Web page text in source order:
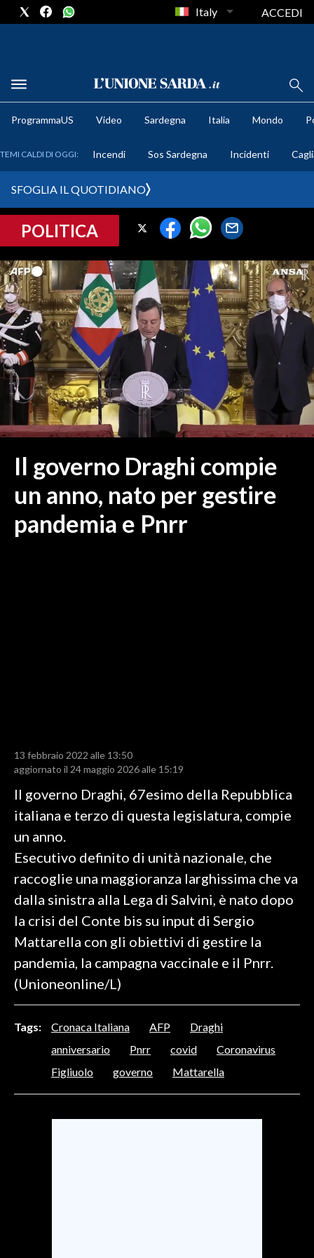
METEO
CRONACA SARDEGNA
PROVINCIA DI CAGLIARI
SULCIS IGLESIENTE
MEDIO CAMPIDANO
ORISTANO E PROVINCIA
SASSARI E PROVINCIA
GALLURA
NUORO E PROVINCIA
OGLIASTRA
CRONACA
ITALIA
MONDO
RISULTATI E CLASSIFICHE
CALCIO REGIONALE
BASKET
VOLLEY
MOTORI
TENNIS
ALTRI SPORT
CULTURA
SPETTACOLI
GOSSIP
SARDEGNA TURISMO
Italy ACCEDI
ProgrammaUS Video Sardegna Italia Mondo
TEMI CALDI DI OGGI: Incendi Sos Sardegna Incidenti
SFOGLIA IL QUOTIDIANO
POLITICA
Il governo Draghi compie
un anno, nato per gestire
pandemia e Pnrr
13 febbraio 2022 alle 13:50
aggiornato il 24 maggio 2026 alle 15:19
Il governo Draghi, 67esimo della Repubblica
italiana e terzo di questa legislatura, compie
un anno.
Esecutivo definito di unità nazionale, che
raccoglie una maggioranza larghissima che va
dalla sinistra alla Lega di Salvini, è nato dopo
la crisi del Conte bis su input di Sergio
Mattarella con gli obiettivi di gestire la
pandemia, la campagna vaccinale e il Pnrr.
(Unioneonline/L)
Tags: Cronaca Italiana AFP
Draghi
anniversario
Pnrr covid
Coronavirus
Figliuolo
governo Mattarella